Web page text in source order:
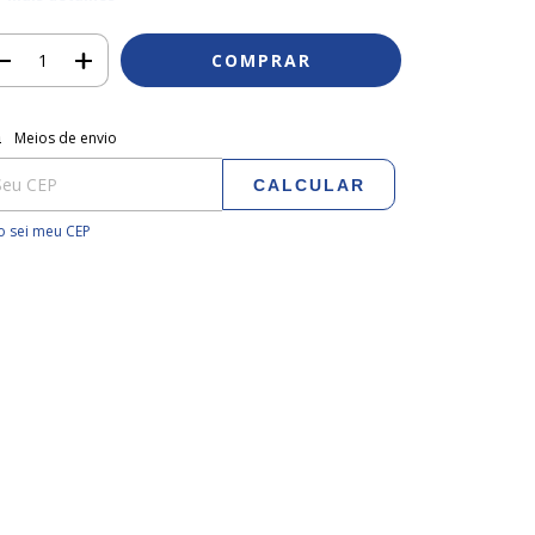
para o CEP:
Meios de envio
CALCULAR
sei meu CEP